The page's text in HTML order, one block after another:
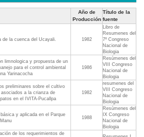
Año de
Producción
Título de la
fuente
de la cuenca del Ucayali. 1982
Libro de
Resumenes del
7º Congreso
Nacional de
Biologia
limnologica y propuesta de un
para el control ambiental
Yarinacocha
1986
Resúmenes del
VIII Congreso
Nacional de
Biologia
preliminares sobre el cultivo
a la crianza de
en el IVITA-Pucallpa
1982
resumenes del
VIII Congreso
Nacional de
Biologia
básica y aplicada en el Parque
1988
Resúmenes del
IX Congreso
Nacional de
Biologia
de los requerimientos de